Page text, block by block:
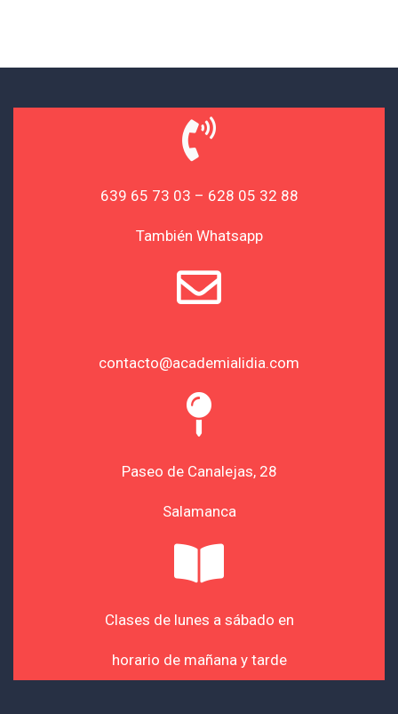
639 65 73 03 – 628 05 32 88
También Whatsapp
contacto@academialidia.com
Paseo de Canalejas, 28
Salamanca
Clases de lunes a sábado en
horario de mañana y tarde